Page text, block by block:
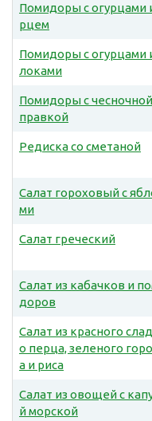
Помидоры с огурцами
рцем
Помидоры с огурцами
локами
Помидоры с
правкой
Редиска со сметаной
Салат гороховый с
ми
Салат греческий
Салат из кабачков и
доров
Салат из красного
о перца, зеленого
а и риса
Салат из овощей с
й морской